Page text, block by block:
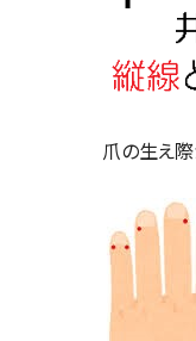
爪の生え